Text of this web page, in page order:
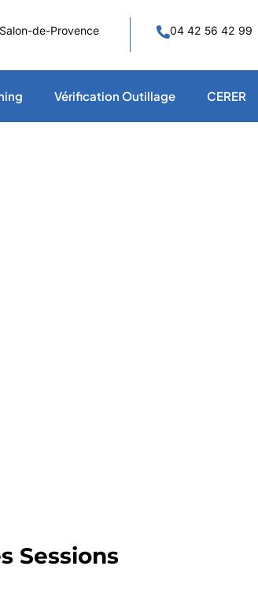
Salon-de-Provence 04 42 56 42 99
Vérification Outillage CERER
Sessions